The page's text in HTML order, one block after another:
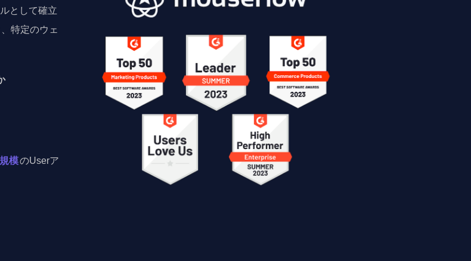
として確立
特定のウェ
模のUserア